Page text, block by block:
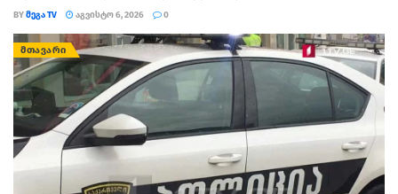
BYᲛᲔᲒᲐ TV ᲐᲒᲕᲘᲡᲢᲝ 6, 2026 0
ᲛᲗᲐᲕᲐᲠᲘ